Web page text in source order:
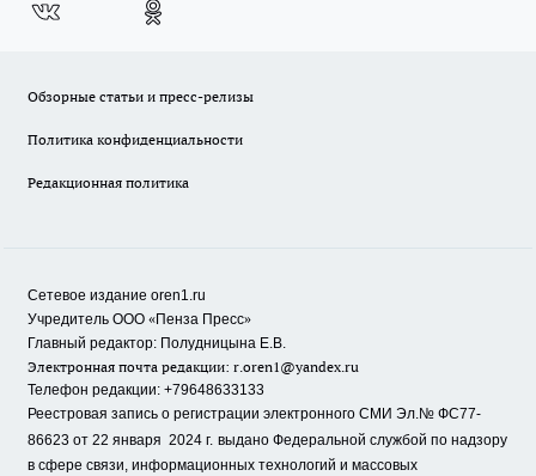
Обзорные статьи и пресс-релизы
Политика конфиденциальности
Редакционная политика
Сетевое издание oren1.ru
Учредитель ООО «Пенза Пресс»
Главный редактор: Полудницына Е.В.
Электронная почта редакции: r.oren1@yandex.ru
Телефон редакции: +79648633133
Реестровая запись о регистрации электронного СМИ Эл.№ ФС77-
86623 от 22 января 2024 г. выдано Федеральной службой по надзору
в сфере связи, информационных технологий и массовых